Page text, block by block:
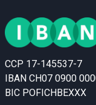
CCP 17-145537-7
IBAN CH07 0900
BIC POFICHBEXXX